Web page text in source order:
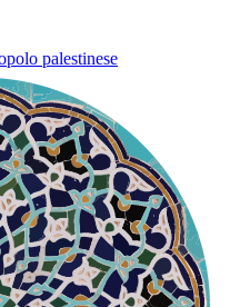
palestinese